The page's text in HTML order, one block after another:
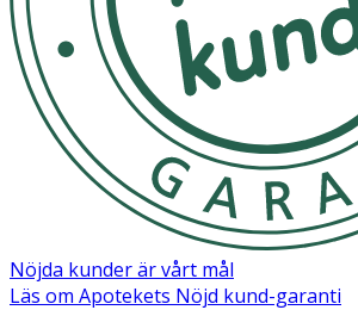
Nöjda kunder är vårt mål
Läs om Apotekets Nöjd kund-garanti